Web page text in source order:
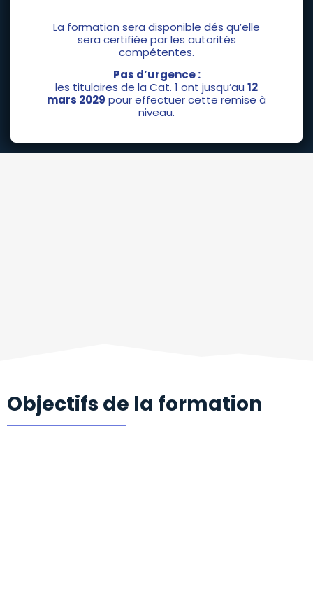
La formation sera disponible dés qu’elle
sera certifiée par les autorités
compétentes.
Pas d’urgence :
les titulaires de la Cat. 1 ont jusqu’au 12
mars 2029 pour effectuer cette remise à
niveau.
Objectifs de la formation